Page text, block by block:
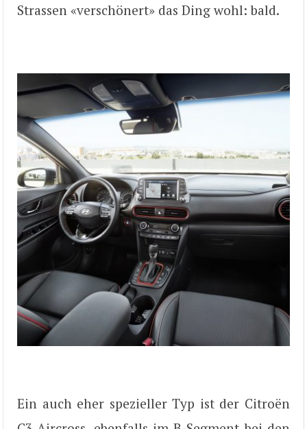
Strassen «verschönert» das Ding wohl: bald.
Ein auch eher spezieller Typ ist der Citroën